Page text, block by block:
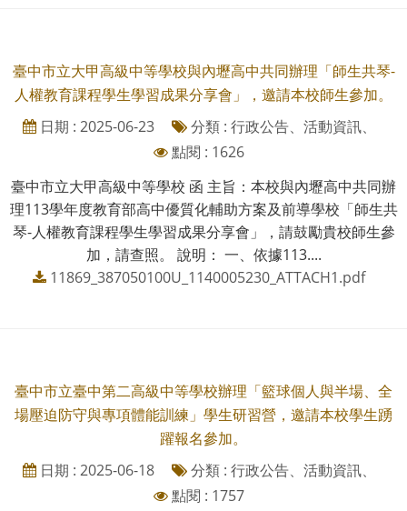
臺中市立大甲高級中等學校與內壢高中共同辦理「師生共琴-
人權教育課程學生學習成果分享會」，邀請本校師生參加。
日期 : 2025-06-23
分類 : 行政公告、活動資訊、
點閱 : 1626
臺中市立大甲高級中等學校 函 主旨：本校與內壢高中共同辦
理113學年度教育部高中優質化輔助方案及前導學校「師生共
琴-人權教育課程學生學習成果分享會」，請鼓勵貴校師生參
加，請查照。 說明： 一、依據113....
11869_387050100U_1140005230_ATTACH1.pdf
臺中市立臺中第二高級中等學校辦理「籃球個人與半場、全
場壓迫防守與專項體能訓練」學生研習營，邀請本校學生踴
躍報名參加。
日期 : 2025-06-18
分類 : 行政公告、活動資訊、
點閱 : 1757